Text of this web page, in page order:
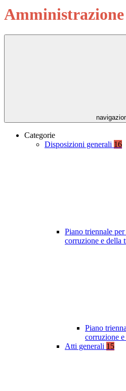
Categorie
Disposizioni generali 16
Piano triennale
corruzione e della
Piano
corruzione
Atti generali 15